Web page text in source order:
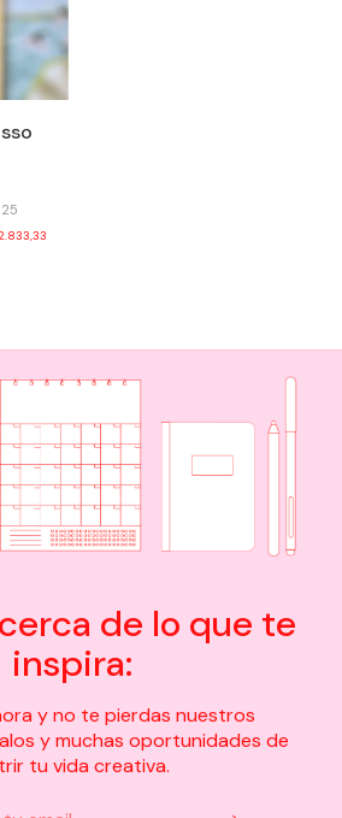
de lo que te
inspira:
y no te pierdas nuestros
y muchas oportunidades de
tu vida creativa.